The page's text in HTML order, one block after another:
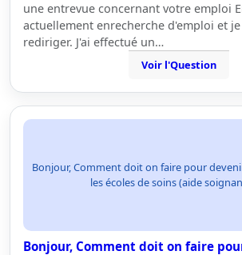
une entrevue concernant votre emploi
actuellement enrecherche d'emploi et
rediriger. J'ai effectué un…
Voir l'Question
Bonjour, Comment doit on faire pour
les écoles de soins (aide
Bonjour, Comment doit on faire